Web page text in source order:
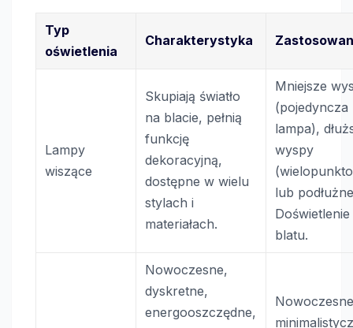
Typ
oświetlenia
Charakterystyka
Lampy
wiszące
Skupiają światło
na blacie, pełnią
funkcję
dekoracyjną,
dostępne w wielu
stylach i
materiałach.
Mniejsze
(pojedyncza
lampa),
wyspy
lub
Doświetlenie
blatu.
Nowoczesne,
dyskretne,
energooszczędne,